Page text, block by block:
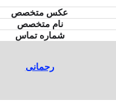
عکس متخصص
نام متخصص
شماره تماس
رحمانی